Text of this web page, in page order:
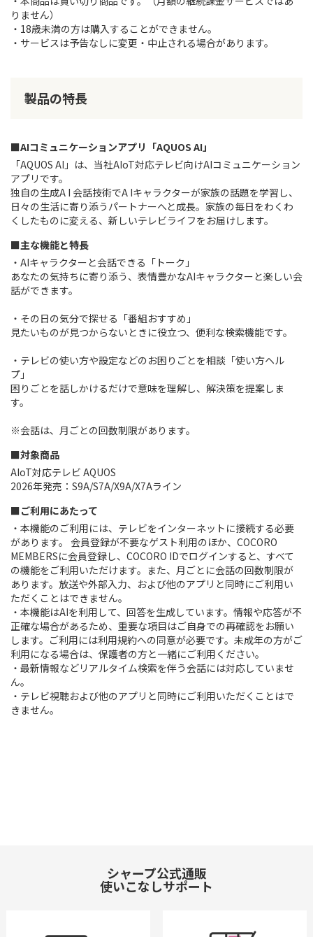
りません）
・18歳未満の方は購入することができません。
・サービスは予告なしに変更・中止される場合があります。
製品の特長
■AIコミュニケーションアプリ「AQUOS AI」
「AQUOS AI」は、当社AIoT対応テレビ向けAIコミュニケーション
アプリです。
独自の生成A I 会話技術でA Iキャラクターが家族の話題を学習し、
日々の生活に寄り添うパートナーへと成長。家族の毎日をわくわ
くしたものに変える、新しいテレビライフをお届けします。
■主な機能と特長
・AIキャラクターと会話できる「トーク」
あなたの気持ちに寄り添う、表情豊かなAIキャラクターと楽しい会
話ができます。
・その日の気分で探せる「番組おすすめ」
見たいものが見つからないときに役立つ、便利な検索機能です。
・テレビの使い方や設定などのお困りごとを相談「使い方ヘル
プ」
困りごとを話しかけるだけで意味を理解し、解決策を提案しま
す。
※会話は、月ごとの回数制限があります。
■対象商品
AIoT対応テレビ AQUOS
2026年発売：S9A/S7A/X9A/X7Aライン
■ご利用にあたって
・本機能のご利用には、テレビをインターネットに接続する必要
があります。 会員登録が不要なゲスト利用のほか、COCORO
MEMBERSに会員登録し、COCORO IDでログインすると、すべて
の機能をご利用いただけます。また、月ごとに会話の回数制限が
あります。放送や外部入力、および他のアプリと同時にご利用い
ただくことはできません。
・本機能はAIを利用して、回答を生成しています。情報や応答が不
正確な場合があるため、重要な項目はご自身での再確認をお願い
します。ご利用には利用規約への同意が必要です。未成年の方がご
利用になる場合は、保護者の方と一緒にご利用ください。
・最新情報などリアルタイム検索を伴う会話には対応していませ
ん。
・テレビ視聴および他のアプリと同時にご利用いただくことはで
きません。
シャープ公式通販
使いこなしサポート